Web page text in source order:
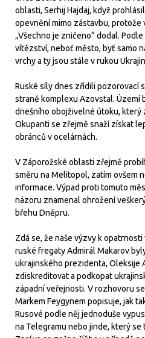
oblasti, Serhij Hajdaj, když
opevnění mimo zástavbu, protože
„Všechno je zničeno“ dodal.
vítězství, neboť město, byť samo
vrchy a ty jsou stále v rukou
Ruské síly dnes zřídili pozorovací
straně komplexu Azovstal. Území
dnešního obojživelné útoku, který
Okupanti se zřejmě snaží získat
obránců v ocelárnách.
V Záporožské oblasti zřejmě
směru na Melitopol, zatím ovšem
informace. Výpad proti tomuto
názoru znamenal ohrožení
břehu Dněpru.
Zdá se, že naše výzvy k
ruské fregaty Admirál Makarov
ukrajinského prezidenta, Oleksije
zdiskreditovat a podkopat
západní veřejnosti. V rozhovoru
Markem Feygynem popisuje, jak
Rusové podle něj jednoduše
na Telegramu nebo jinde, který se